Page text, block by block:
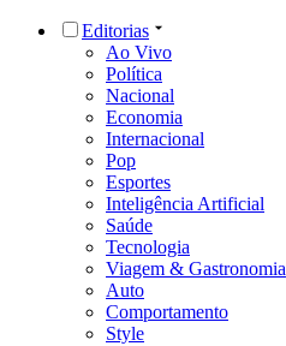
Editorias
Ao Vivo
Política
Nacional
Economia
Internacional
Pop
Esportes
Inteligência Artificial
Saúde
Tecnologia
Viagem & Gastronomia
Auto
Comportamento
Style